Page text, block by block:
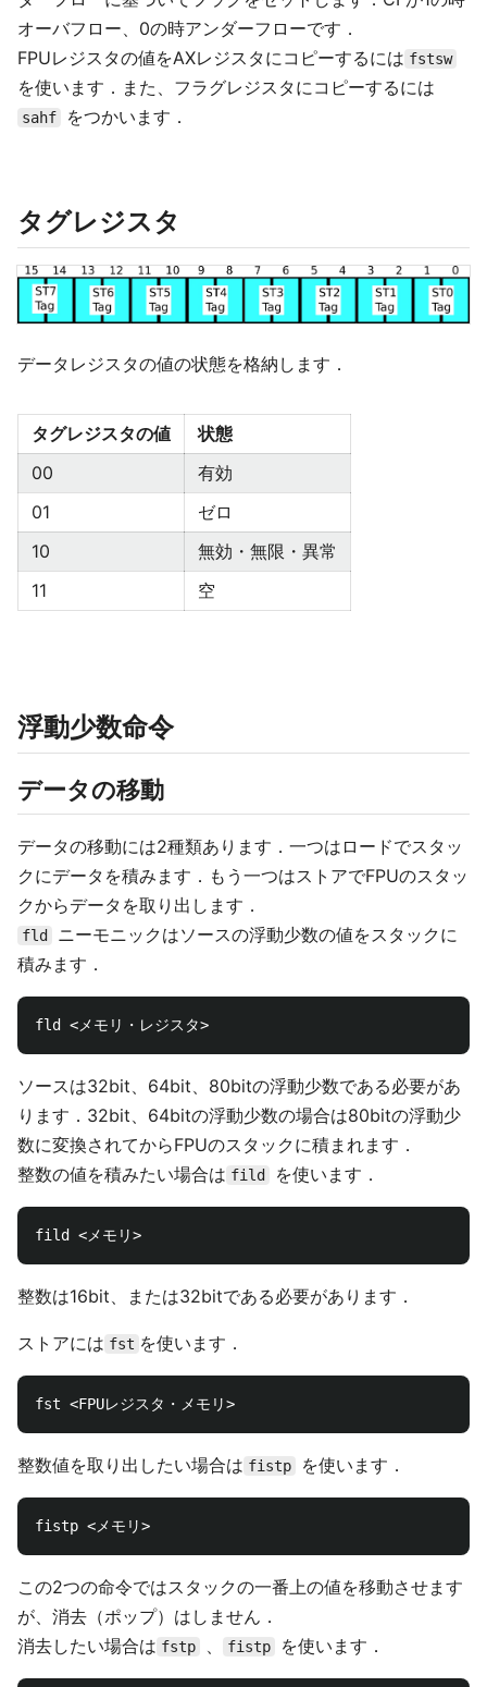
オーバフロー、0の時アンダーフローです．
FPUレジスタの値をAXレジスタにコピーするには fstsw
を使います．また、フラグレジスタにコピーするには
sahf をつかいます．
タグレジスタ
データレジスタの値の状態を格納します．
タグレジスタの値
状態
00
有効
01
ゼロ
10
無効・無限・異常
11
空
浮動少数命令
データの移動
データの移動には2種類あります．一つはロードでスタッ
クにデータを積みます．もう一つはストアでFPUのスタッ
クからデータを取り出します．
fld
ニーモニックはソースの浮動少数の値をスタックに
積みます．
ソースは32bit、64bit、80bitの浮動少数である必要があ
ります．32bit、64bitの浮動少数の場合は80bitの浮動少
数に変換されてからFPUのスタックに積まれます．
整数の値を積みたい場合は fild を使います．
整数は16bit、または32bitである必要があります．
ストアには fst を使います．
整数値を取り出したい場合は fistp を使います．
この2つの命令ではスタックの一番上の値を移動させます
が、消去（ポップ）はしません．
消去したい場合は fstp fistp を使います．